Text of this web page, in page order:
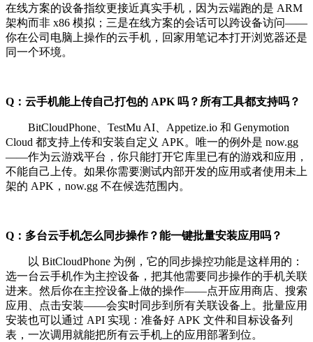
在线方案的设备指纹更接近真实手机，因为云端跑的是 ARM
架构而非 x86 模拟；三是在线方案的会话可以跨设备访问——
你在公司电脑上操作的云手机，回家用笔记本打开浏览器还是
同一个环境。
Q：云手机能上传自己打包的 APK 吗？所有工具都支持吗？
BitCloudPhone、TestMu AI、Appetize.io 和 Genymotion
Cloud 都支持上传和安装自定义 APK。唯一的例外是 now.gg
——作为云游戏平台，你只能打开它库里已有的游戏和应用，
不能自己上传。如果你需要测试内部开发的应用或者使用未上
架的 APK，now.gg 不在候选范围内。
Q：多台云手机怎么同步操作？能一键批量安装应用吗？
以 BitCloudPhone 为例，它的同步操控功能是这样用的：
选一台云手机作为主控设备，把其他需要同步操作的手机关联
进来。然后你在主控设备上做的操作——点开应用商店、搜索
应用、点击安装——会实时同步到所有关联设备上。批量应用
安装也可以通过 API 实现：准备好 APK 文件和目标设备列
表，一次调用就能把所有云手机上的应用部署到位。